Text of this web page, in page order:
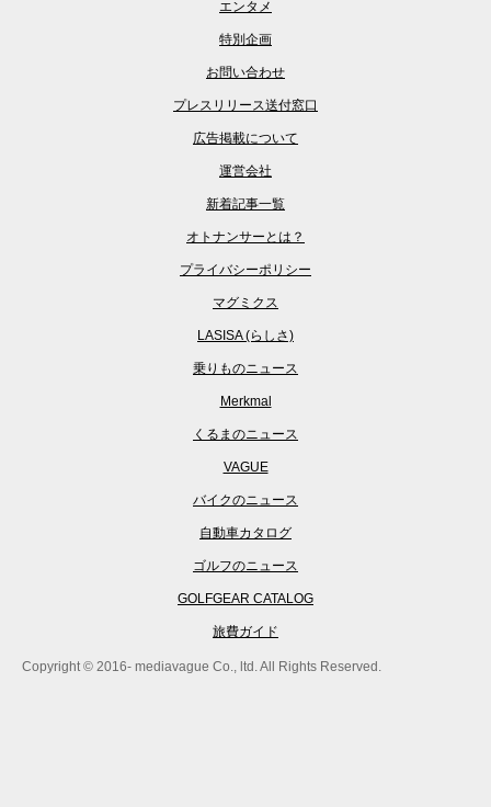
エンタメ
特別企画
お問い合わせ
プレスリリース送付窓口
広告掲載について
運営会社
新着記事一覧
オトナンサーとは？
プライバシーポリシー
マグミクス
LASISA (らしさ)
乗りものニュース
Merkmal
くるまのニュース
VAGUE
バイクのニュース
自動車カタログ
ゴルフのニュース
GOLFGEAR CATALOG
旅費ガイド
Copyright © 2016- mediavague Co., ltd. All Rights Reserved.